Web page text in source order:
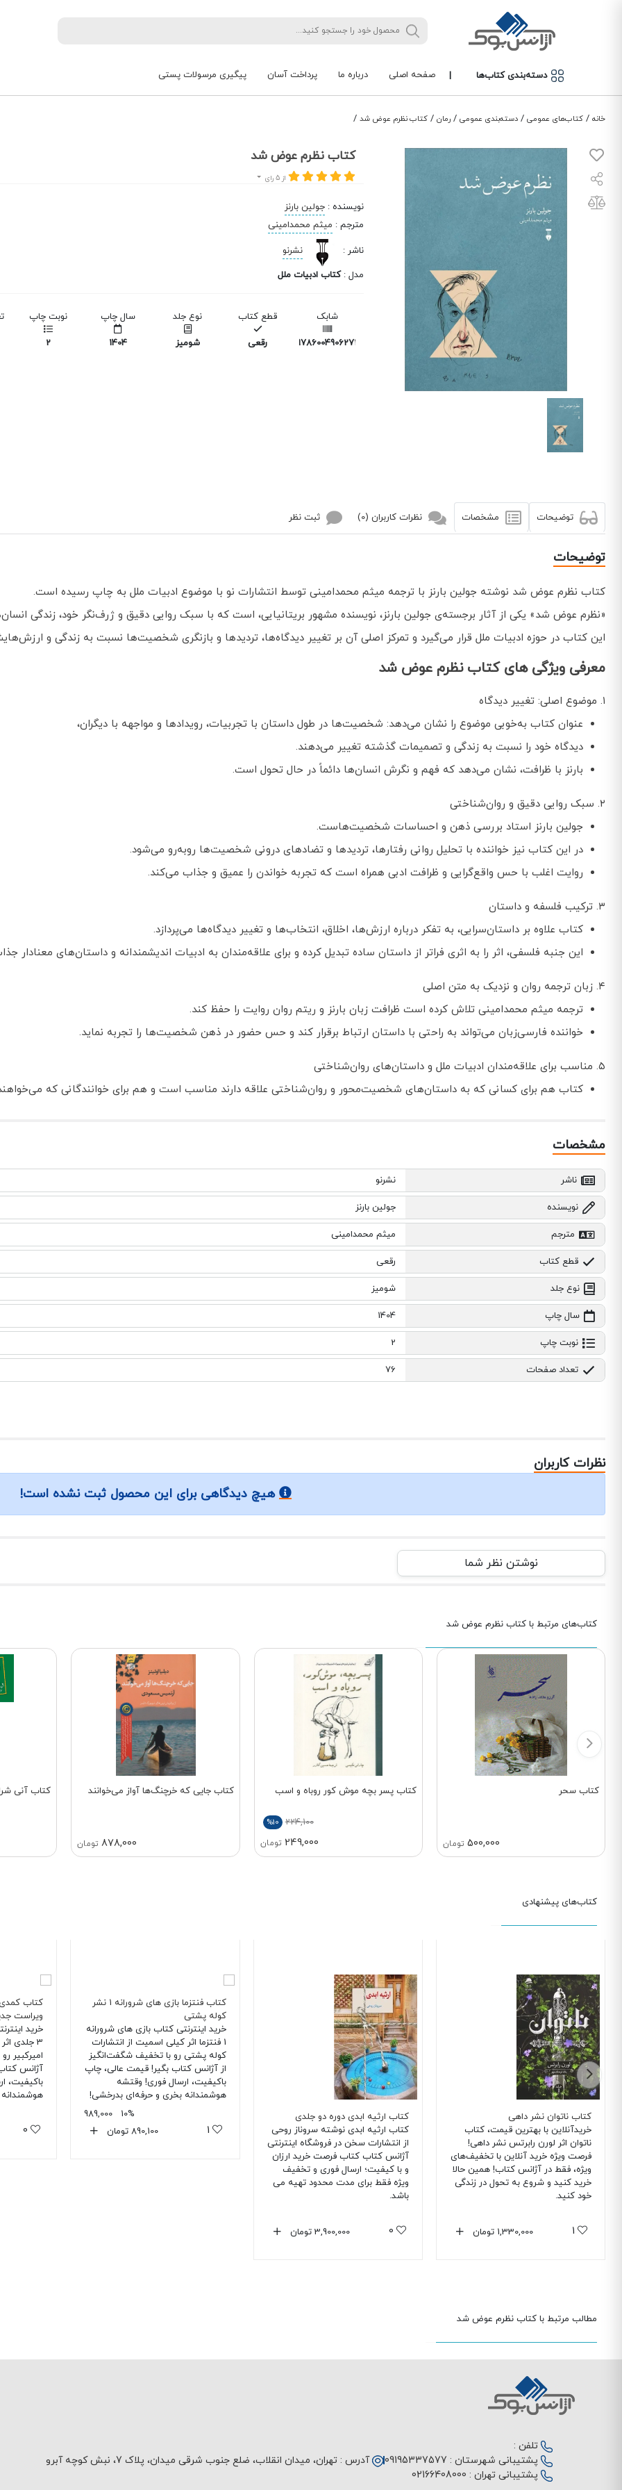
دسته‌بندی کتاب‌ها | صفحه اصلی درباره ما پرداخت آسان پیگیری مرسولات پستی
خانه / کتاب‌های عمومی / دسته‌بندی عمومی / رمان / کتاب نظرم عوض شد /
کتاب نظرم عوض شد
از 5 رای
نویسنده : جولین بارنز
مترجم : میثم محمدامینی
ناشر :
نشرنو
مدل :کتاب ادبیات ملل
شابک
9786004906272
قطع کتاب
رقعی
نوع جلد
شومیز
سال چاپ
1404
نوبت چاپ
2
توضیحات مشخصات نظرات کاربران (0) ثبت نظر
توضیحات
کتاب نظرم عوض شد نوشته جولین بارنز با ترجمه میثم محمدامینی توسط انتشارات نو با موضوع ادبیات ملل به چاپ رسیده است.
«نظرم عوض شد» یکی از آثار برجسته‌ی جولین بارنز، نویسنده مشهور بریتانیایی، است که با سبک روایی دقیق و ژرف‌نگر خود، زندگی
این کتاب در حوزه ادبیات ملل قرار می‌گیرد و تمرکز اصلی آن بر تغییر دیدگاه‌ها، تردیدها و بازنگری شخصیت‌ها نسبت به زندگی و
معرفی ویژگی های کتاب نظرم عوض شد
۱. موضوع اصلی: تغییر دیدگاه
عنوان کتاب به‌خوبی موضوع را نشان می‌دهد: شخصیت‌ها در طول داستان با تجربیات، رویدادها و مواجهه با دیگران،
دیدگاه خود را نسبت به زندگی و تصمیمات گذشته تغییر می‌دهند.
بارنز با ظرافت، نشان می‌دهد که فهم و نگرش انسان‌ها دائماً در حال تحول است.
۲. سبک روایی دقیق و روان‌شناختی
جولین بارنز استاد بررسی ذهن و احساسات شخصیت‌هاست.
در این کتاب نیز خواننده با تحلیل روانی رفتارها، تردیدها و تضادهای درونی شخصیت‌ها روبه‌رو می‌شود.
روایت اغلب با حس واقع‌گرایی و ظرافت ادبی همراه است که تجربه خواندن را عمیق و جذاب می‌کند.
۳. ترکیب فلسفه و داستان
کتاب علاوه بر داستان‌سرایی، به تفکر درباره ارزش‌ها، اخلاق، انتخاب‌ها و تغییر دیدگاه‌ها می‌پردازد.
این جنبه فلسفی، اثر را به اثری فراتر از داستان ساده تبدیل کرده و برای علاقه‌مندان به ادبیات اندیشمندانه و داستان‌های معنادار
۴. زبان ترجمه روان و نزدیک به متن اصلی
ترجمه میثم محمدامینی تلاش کرده است ظرافت زبان بارنز و ریتم روان روایت را حفظ کند.
خواننده فارسی‌زبان می‌تواند به راحتی با داستان ارتباط برقرار کند و حس حضور در ذهن شخصیت‌ها را تجربه نماید.
۵. مناسب برای علاقه‌مندان ادبیات ملل و داستان‌های روان‌شناختی
کتاب هم برای کسانی که به داستان‌های شخصیت‌محور و روان‌شناختی علاقه دارند مناسب است و هم برای خوانندگانی که می‌خواهند
مشخصات
ناشر نشرنو
نویسنده جولین بارنز
مترجم میثم محمدامینی
قطع کتاب رقعی
نوع جلد شومیز
سال چاپ 1404
نوبت چاپ 2
تعداد صفحات 76
نظرات کاربران
هیچ دیدگاهی برای این محصول ثبت نشده است!
نوشتن نظر شما
کتاب‌های مرتبط با کتاب نظرم عوض شد
کتاب سحر
500,000 تومان
کتاب پسر بچه موش کور روباه و اسب
224,100
%10
249,000 تومان
کتاب جایی که خرچنگ‌ها آواز می‌خوانند
878,000 تومان
کتاب آنی
کتاب‌های پیشنهادی
کتاب ناتوان نشر داهی
خریدآنلاین با بهترین قیمت، کتاب
ناتوان اثر لورن رابرتس نشر داهی!
فرصت ویژه خرید آنلاین با تخفیف‌های
ویژه، فقط در آژانس کتاب! همین حالا
خرید کنید و شروع به تحول در زندگی
خود کنید.
1
1,330,000 تومان
کتاب ارثیه ابدی دوره دو جلدی
کتاب ارثیه ابدی نوشته سروناز روحی
از انتشارات سخن در فروشگاه اینترنتی
آژانس کتاب کتاب فرصت خرید ارزان
و با کیفیت؛ ارسال فوری و تخفیف
ویژه فقط برای مدت محدود تهیه می
باشد.
3,900,000 تومان
کتاب فنتزما بازی های شرورانه 1 نشر
کوله پشتی
خرید اینترنتی کتاب بازی های شرورانه
1 فنتزما اثر کیلی اسمیت از انتشارات
کوله پشتی رو با تخفیف شگفت‌انگیز
از آژانس کتاب بگیر! قیمت عالی، چاپ
باکیفیت، ارسال فوری! وقتشه
هوشمندانه بخری و حرفه‌ای بدرخشی!
1
10%
989,000
890,100 تومان
ویراست
خرید
3 جلدی
امیرکبیر
آژانس
باکیفیت،
0
مطالب مرتبط با کتاب نظرم عوض شد
تلفن :
پشتیبانی شهرستان : 09195337577
پشتیبانی تهران : 02166408000
آدرس : تهران، میدان انقلاب، ضلع جنوب شرقی میدان، پلاک 7، نبش کوچه آبرو